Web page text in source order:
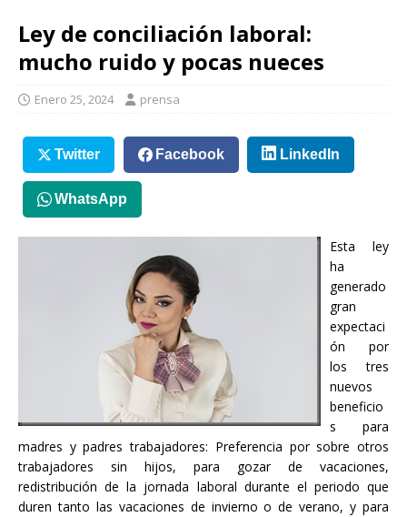
Ley de conciliación laboral:
mucho ruido y pocas nueces
Enero 25, 2024 prensa
Twitter Facebook LinkedIn
WhatsApp
Esta ley
ha
generado
gran
expectaci
ón por
los tres
nuevos
beneficio
s para
madres y padres trabajadores: Preferencia por sobre otros
trabajadores sin hijos, para gozar de vacaciones,
redistribución de la jornada laboral durante el periodo que
duren tanto las vacaciones de invierno o de verano, y para